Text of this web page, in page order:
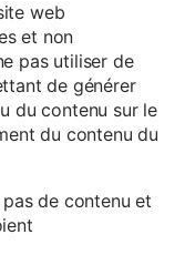
web
et non
pas utiliser de
de générer
du contenu sur le
du contenu du
de contenu et